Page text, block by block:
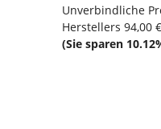
Unverbindliche
Herstellers 94,00 €
(Sie sparen